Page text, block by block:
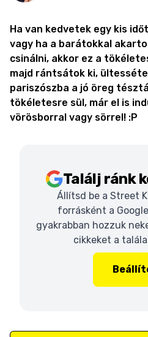
Ha van kedvetek egy kis
vagy ha a barátokkal
csinálni, akkor ez a
majd rántsátok ki,
pariszószba a jó öreg
tökéletesre sül, már el is
vörösborral vagy sörrel! :P
Találj ránk
Állítsd be a Street
forrásként a
gyakrabban hozzuk
cikkeket a